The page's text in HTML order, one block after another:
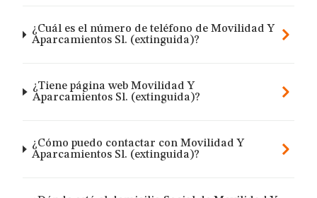
¿Cuál es el número de teléfono de Movilidad Y
Aparcamientos Sl. (extinguida)?
¿Tiene página web Movilidad Y
Aparcamientos Sl. (extinguida)?
¿Cómo puedo contactar con Movilidad Y
Aparcamientos Sl. (extinguida)?